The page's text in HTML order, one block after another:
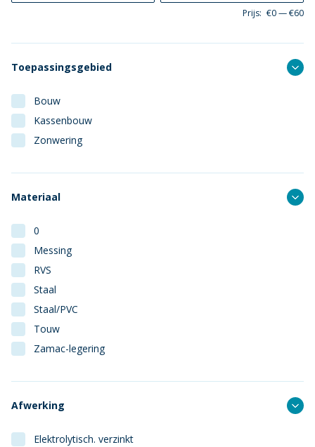
Prijs: €0—€60
Toepassingsgebied
Bouw
Kassenbouw
Zonwering
Materiaal
0
Messing
RVS
Staal
Staal/PVC
Touw
Zamac-legering
Afwerking
Elektrolytisch. verzinkt